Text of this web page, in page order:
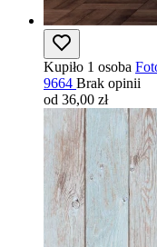
Kupiło 1 osoba
9664 Brak opinii
od 36,00 zł